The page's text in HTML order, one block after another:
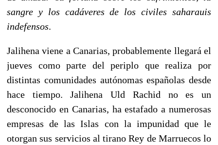
sangre y los cadáveres de los civiles saharauis
indefensos.
Jalihena viene a Canarias, probablemente llegará el
jueves como parte del periplo que realiza por
distintas comunidades autónomas españolas desde
hace tiempo. Jalihena Uld Rachid no es un
desconocido en Canarias, ha estafado a numerosas
empresas de las Islas con la impunidad que le
otorgan sus servicios al tirano Rey de Marruecos lo